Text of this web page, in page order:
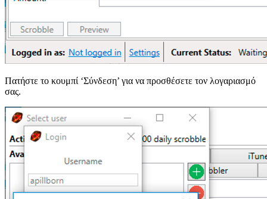
Πατήστε το κουμπί ‘Σύνδεση’ για να προσθέσετε τον λογαριασμό
σας.